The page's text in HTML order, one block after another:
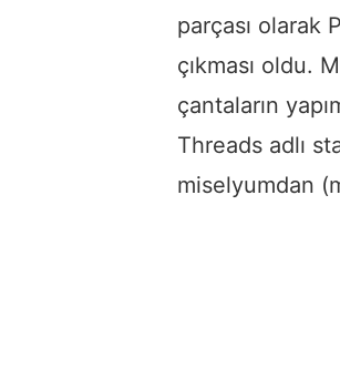
parçası olarak
çıkması oldu.
çantaların
Threads adlı
miselyumdan